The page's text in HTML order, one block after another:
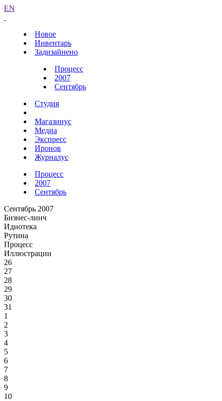
EN
Новое
Инвентарь
Задизайнено
Процесс
2007
Сентябрь
Студия
Магазинус
Медиа
Экспресс
Иронов
Журналус
Процесс
2007
Сентябрь
Сентябрь 2007
Бизнес-линч
Идиотека
Рутина
Процесс
Иллюстрации
26
27
28
29
30
31
1
2
3
4
5
6
7
8
9
10